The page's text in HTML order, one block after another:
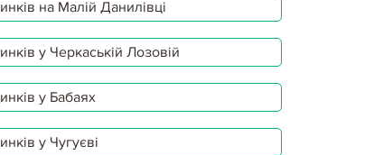
на Малій Данилівці
у Черкаській Лозовій
у Бабаях
у Чугуєві